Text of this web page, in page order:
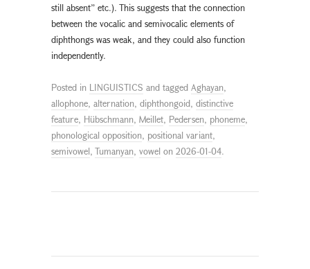
still absent” etc.). This suggests that the connection
between the vocalic and semivocalic elements of
diphthongs was weak, and they could also function
independently.
Posted in LINGUISTICS and tagged Aghayan,
allophone, alternation, diphthongoid, distinctive
feature, Hübschmann, Meillet, Pedersen, phoneme,
phonological opposition, positional variant,
semivowel, Tumanyan, vowel on 2026-01-04.